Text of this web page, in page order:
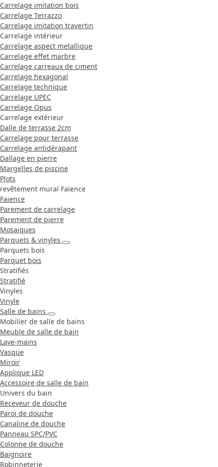
Carrelage imitation bois
Carrelage Terrazzo
Carrelage imitation travertin
Carrelage intérieur
Carrelage aspect metallique
Carrelage effet marbre
Carrelage carreaux de ciment
Carrelage hexagonal
Carrelage technique
Carrelage UPEC
Carrelage Opus
Carrelage extérieur
Dalle de terrasse 2cm
Carrelage pour terrasse
Carrelage antidérapant
Dallage en pierre
Margelles de piscine
Plots
revêtement mural Faïence
Faience
Parement de carrelage
Parement de pierre
Mosaiques
Parquets & vinyles
Parquets bois
Parquet bois
Stratifiés
Stratifié
Vinyles
Vinyle
Salle de bains
Mobilier de salle de bains
Meuble de salle de bain
Lave-mains
Vasque
Miroir
Applique LED
Accessoire de salle de bain
Univers du bain
Receveur de douche
Paroi de douche
Canaline de douche
Panneau SPC/PVC
Colonne de douche
Baignoire
Robinneterie